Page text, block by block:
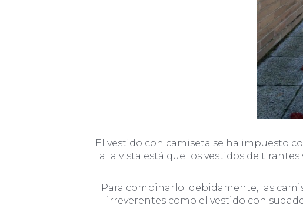
El vestido con camiseta se ha impuesto
a la vista está que los vestidos de
Para combinarlo debidamente, las
irreverentes como el vestido con